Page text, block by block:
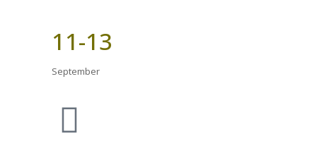
11-13
September